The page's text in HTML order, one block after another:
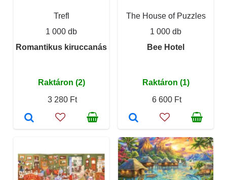
Trefl
1 000 db
Romantikus kiruccanás
Raktáron (2)
3 280 Ft
The House of Puzzles
1 000 db
Bee Hotel
Raktáron (1)
6 600 Ft